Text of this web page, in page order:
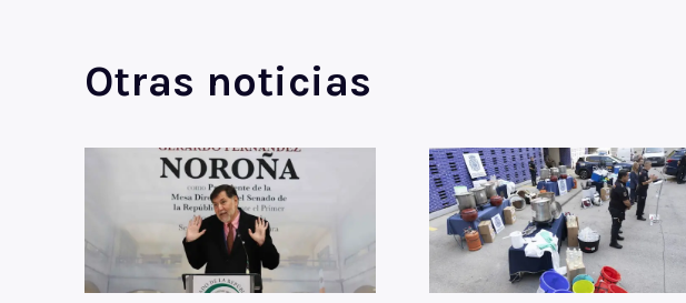
Otras noticias